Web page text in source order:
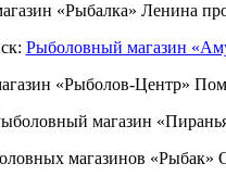
«Рыбалка» Ленина
Рыболовный магазин
«Рыболов-Центр»
магазин
магазинов